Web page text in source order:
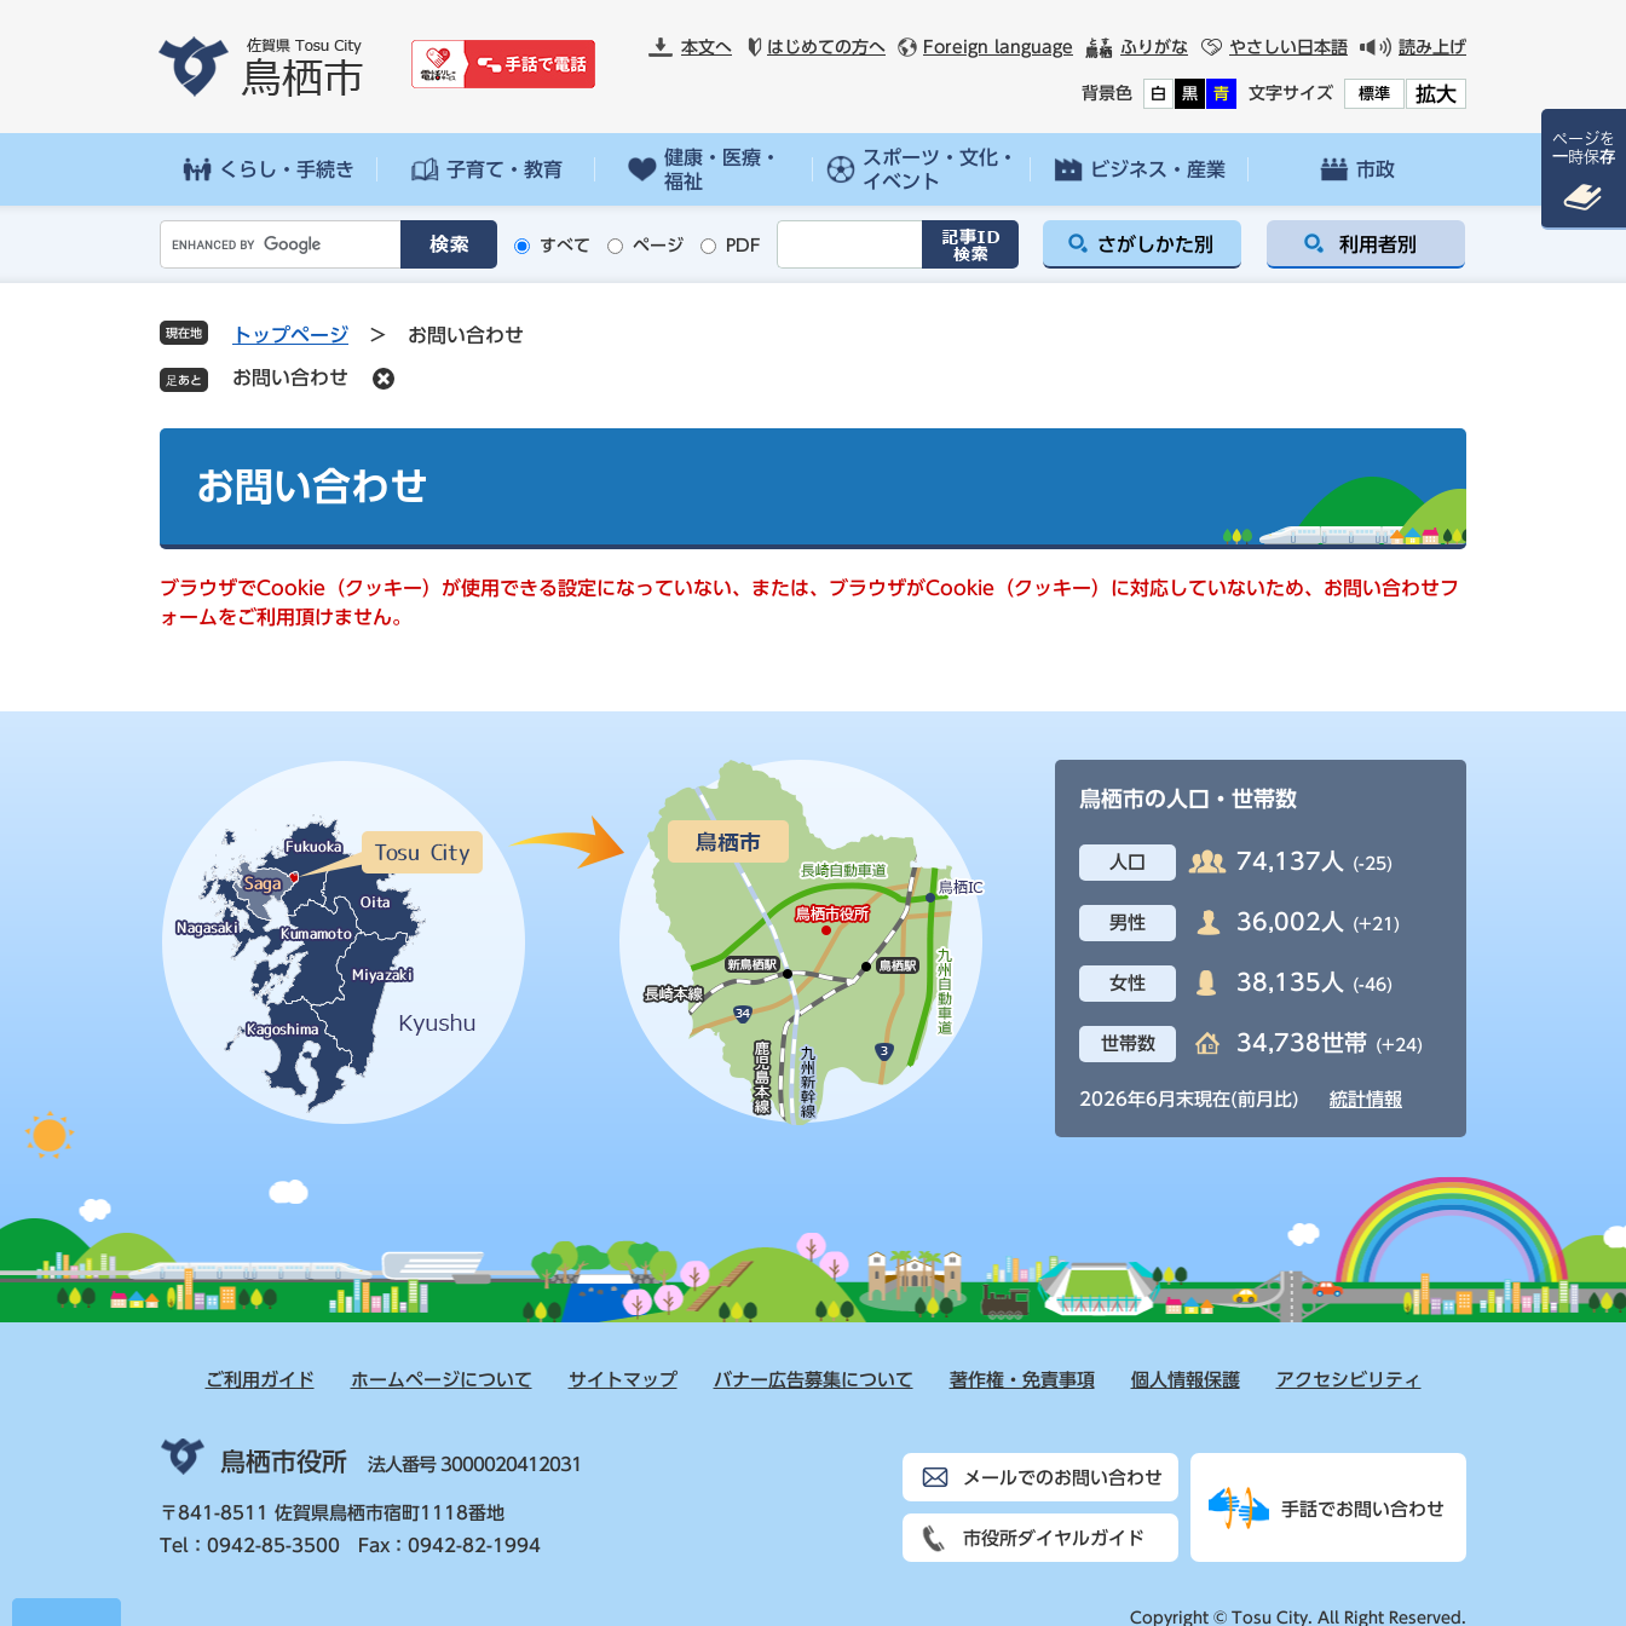
先
を
本文へ はじめての方へ Foreign language ふりがな やさしい日本語 読み上げ
背景色 白 黒 青 文字サイズ 標準 拡大
くらし・手続き 子育て・教育
健康・医療・
福祉
スポーツ・文化・
イベント
ビジネス・産業 市政
o
g
l
e
ス
索
すべて ページ PDF さがしかた別 利用者別
現在地 トップページ > お問い合わせ
お問い合わせ
お問い合わせ
ブラウザでCookie（クッキー）が使用できる設定になっていない、または、ブラウザがCookie（クッキー）に対応していないため、お問い合わせフ
ォームをご利用頂けません。
鳥栖市の人口・世帯数
人口 74,137人 (-25)
男性 36,002人 (+21)
女性 38,135人 (-46)
世帯数 34,738世帯 (+24)
2026年6月末現在(前月比) 統計情報
ご利用ガイド ホームページについて サイトマップ バナー広告募集について 著作権・免責事項 個人情報保護 アクセシビリティ
鳥栖市役所 法人番号 3000020412031
〒841-8511 佐賀県鳥栖市宿町1118番地
Tel：0942-85-3500 Fax：0942-82-1994
メールでのお問い合わせ
市役所ダイヤルガイド
手話でお問い合わせ
Copyright © Tosu City. All Right Reserved.
ページを
一時保存